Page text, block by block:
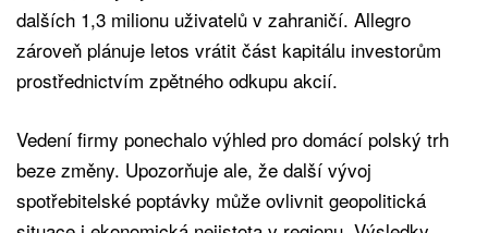
dalších 1,3 milionu uživatelů v zahraničí. Allegro
zároveň plánuje letos vrátit část kapitálu investorům
prostřednictvím zpětného odkupu akcií.
Vedení firmy ponechalo výhled pro domácí polský trh
beze změny. Upozorňuje ale, že další vývoj
spotřebitelské poptávky může ovlivnit geopolitická